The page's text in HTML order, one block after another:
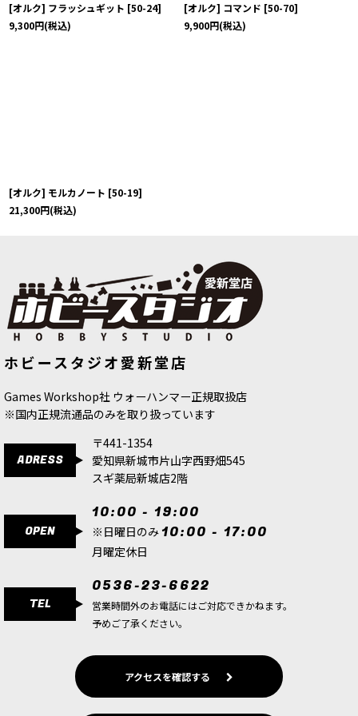
[オルク] フラッシュギット [50-24]
9,300円(税込)
[オルク] コマンド [50-70]
9,900円(税込)
[オルク] モルカノート [50-19]
21,300円(税込)
ホビースタジオ愛新堂店
Games Workshop社 ウォーハンマー正規取扱店
※国内正規流通品のみを取り扱っています
ADRESS
〒441-1354
愛知県新城市片山字西野畑545
スギ薬局新城店2階
OPEN
10:00 - 19:00
※日曜日のみ 10:00 - 17:00
月曜定休日
TEL
0536-23-6622
営業時間外のお電話にはご対応できかねます。
予めご了承ください。
アクセスを確認する